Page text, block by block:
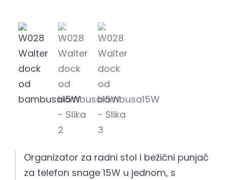
Organizator za radni stol i bežični punjač
za telefon snage 15W u jednom, s